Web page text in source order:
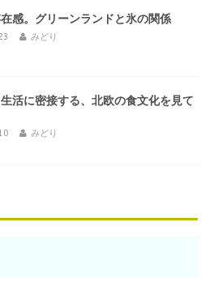
感。グリーンランドと氷の関係
みどり
活に密接する、北欧の食文化を見て
みどり